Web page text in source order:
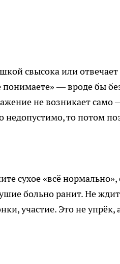
свысока или
— вроде бы
не возникает само
недопустимо, то потом
сухое «всё нормально»,
больно ранит. Не
участие. Это не упрёк,